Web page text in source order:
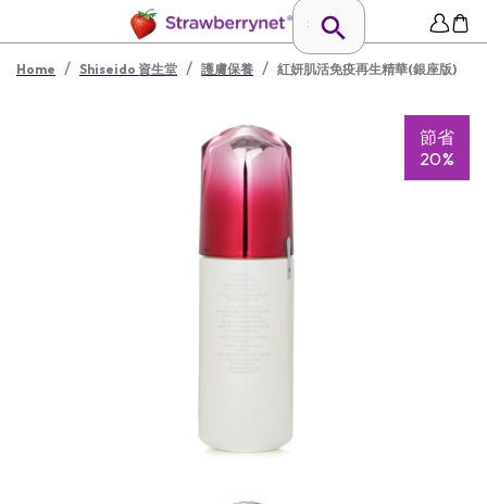
Home / Shiseido 資生堂 / 護膚保養 / 紅妍肌活免疫再生精華(銀座版)
節省
20%